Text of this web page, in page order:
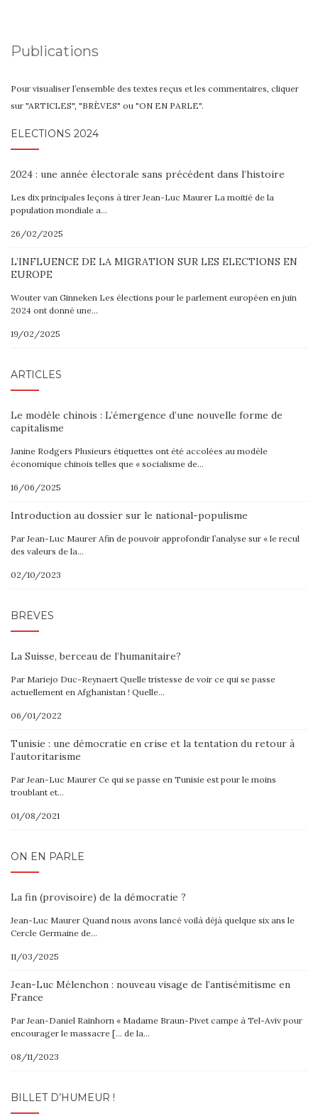
Publications
Pour visualiser l’ensemble des textes reçus et les commentaires, cliquer
sur "ARTICLES", "BRÈVES" ou "ON EN PARLE".
ELECTIONS 2024
2024 : une année électorale sans précédent dans l’histoire
Les dix principales leçons à tirer Jean-Luc Maurer La moitié de la
population mondiale a…
26/02/2025
L’INFLUENCE DE LA MIGRATION SUR LES ELECTIONS EN
EUROPE
Wouter van Ginneken Les élections pour le parlement européen en juin
2024 ont donné une…
19/02/2025
ARTICLES
Le modèle chinois : L’émergence d’une nouvelle forme de
capitalisme
Janine Rodgers Plusieurs étiquettes ont été accolées au modèle
économique chinois telles que « socialisme de…
16/06/2025
Introduction au dossier sur le national-populisme
Par Jean-Luc Maurer Afin de pouvoir approfondir l’analyse sur « le recul
des valeurs de la…
02/10/2023
BRÈVES
La Suisse, berceau de l’humanitaire?
Par Mariejo Duc-Reynaert Quelle tristesse de voir ce qui se passe
actuellement en Afghanistan ! Quelle…
06/01/2022
Tunisie : une démocratie en crise et la tentation du retour à
l’autoritarisme
Par Jean-Luc Maurer Ce qui se passe en Tunisie est pour le moins
troublant et…
01/08/2021
ON EN PARLE
La fin (provisoire) de la démocratie ?
Jean-Luc Maurer Quand nous avons lancé voilà déjà quelque six ans le
Cercle Germaine de…
11/03/2025
Jean-Luc Mélenchon : nouveau visage de l’antisémitisme en
France
Par Jean-Daniel Rainhorn « Madame Braun-Pivet campe à Tel-Aviv pour
encourager le massacre [… de la…
08/11/2023
BILLET D’HUMEUR !